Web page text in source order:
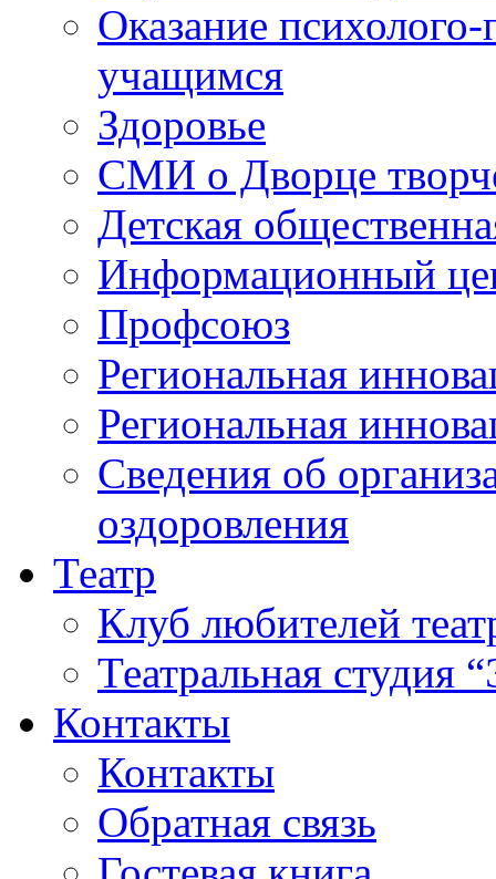
Оказание
учащимся
Здоровье
СМИ о Дворце
Детская
Информационный
Профсоюз
Региональная
Региональная
Сведения об
оздоровления
Театр
Клуб любителей
Театральная студия
Контакты
Контакты
Обратная связь